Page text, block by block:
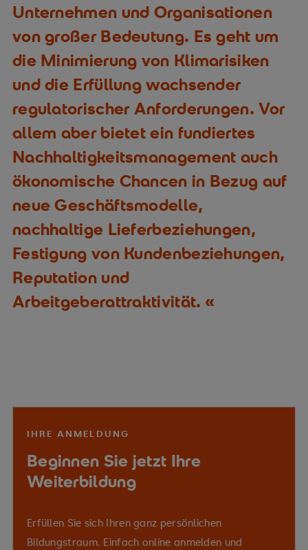
Unternehmen und Organisationen
von großer Bedeutung. Es geht um
die Minimierung von Klimarisiken
und die Erfüllung wachsender
regulatorischer Anforderungen. Vor
allem aber bietet ein fundiertes
Nachhaltigkeitsmanagement auch
ökonomische Chancen in Bezug auf
neue Geschäftsmodelle,
nachhaltige Lieferbeziehungen,
Festigung von Kundenbeziehungen,
Reputation und
Arbeitgeberattraktivität.
IHRE ANMELDUNG
Beginnen Sie jetzt Ihre
Weiterbildung
Erfüllen Sie sich Ihren ganz persönlichen
Bildungstraum. Einfach online anmelden und